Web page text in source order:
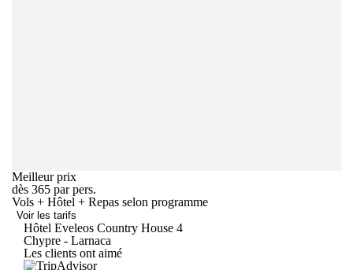
Meilleur prix
dès 365 par pers.
Vols + Hôtel + Repas selon programme
Voir les tarifs
Hôtel Eveleos Country House 4
Chypre - Larnaca
Les clients ont aimé